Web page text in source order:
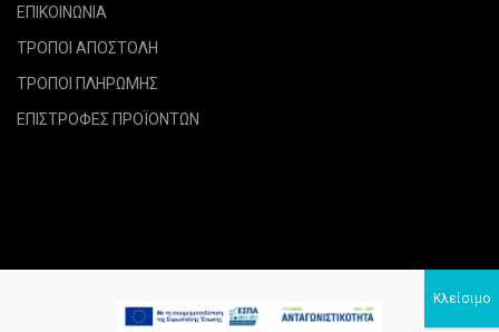
ΕΠΙΚΟΙΝΩΝΙΑ
ΤΡΟΠΟΙ ΑΠΟΣΤΟΛΗ
ΤΡΟΠΟΙ ΠΛΗΡΩΜΗΣ
ΕΠΙΣΤΡΟΦΕΣ ΠΡΟΪΟΝΤΩΝ
verraselastika.gr 2021 CREATED BYNetPixel